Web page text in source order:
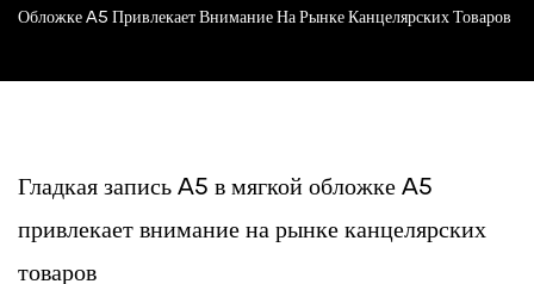
Обложке A5 Привлекает Внимание На Рынке Канцелярских Товаров
Гладкая запись A5 в мягкой обложке A5
привлекает внимание на рынке канцелярских
товаров